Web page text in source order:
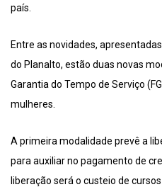
país.
Entre as novidades,
do Planalto, estão duas novas
Garantia do Tempo de Serviço
mulheres.
A primeira modalidade prevê a
para auxiliar no pagamento de
liberação será o custeio de